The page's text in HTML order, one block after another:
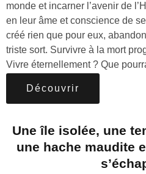
monde et incarner l’avenir de
en leur âme et conscience de
créé rien que pour eux,
triste sort. Survivre à la mort
Vivre éternellement ? Que
Découvrir
Une île isolée, une
une hache maudite